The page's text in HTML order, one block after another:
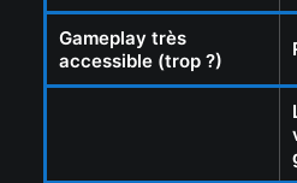
Gameplay très
accessible (trop ?)